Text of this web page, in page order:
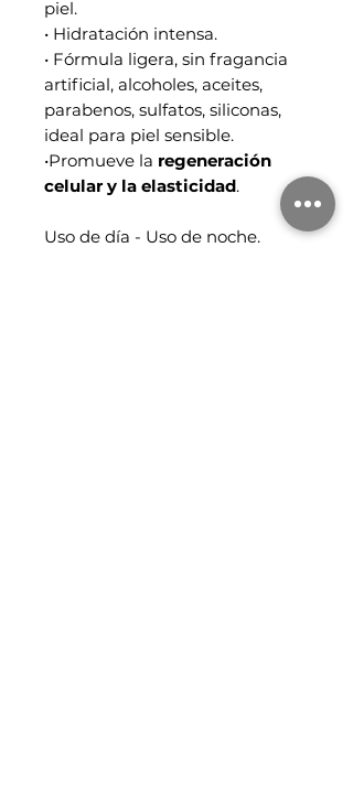
piel.
• Hidratación intensa.
• Fórmula ligera, sin fragancia
artificial, alcoholes, aceites,
parabenos, sulfatos, siliconas,
ideal para piel sensible.
•Promueve la regeneración
celular y la elasticidad.
Uso de día - Uso de noche.